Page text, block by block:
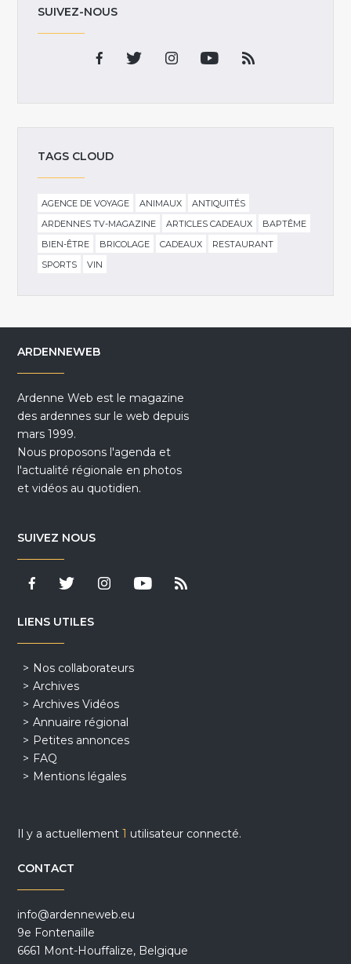
SUIVEZ-NOUS
TAGS CLOUD
AGENCE DE VOYAGE ANIMAUX
ANTIQUITÉS
ARDENNES TV-MAGAZINE
ARTICLES CADEAUX
BAPTÊME
BIEN-ÊTRE
BRICOLAGE CADEAUX
RESTAURANT
SPORTS
VIN
ARDENNEWEB
Ardenne Web est le magazine
des ardennes sur le web depuis
mars 1999.
Nous proposons l'agenda et
l'actualité régionale en photos
et vidéos au quotidien.
SUIVEZ NOUS
LIENS UTILES
Nos collaborateurs
Archives
Archives Vidéos
Annuaire régional
Petites annonces
FAQ
Mentions légales
Il y a actuellement1 utilisateur connecté.
CONTACT
info@ardenneweb.eu
9e Fontenaille
6661 Mont-Houffalize, Belgique